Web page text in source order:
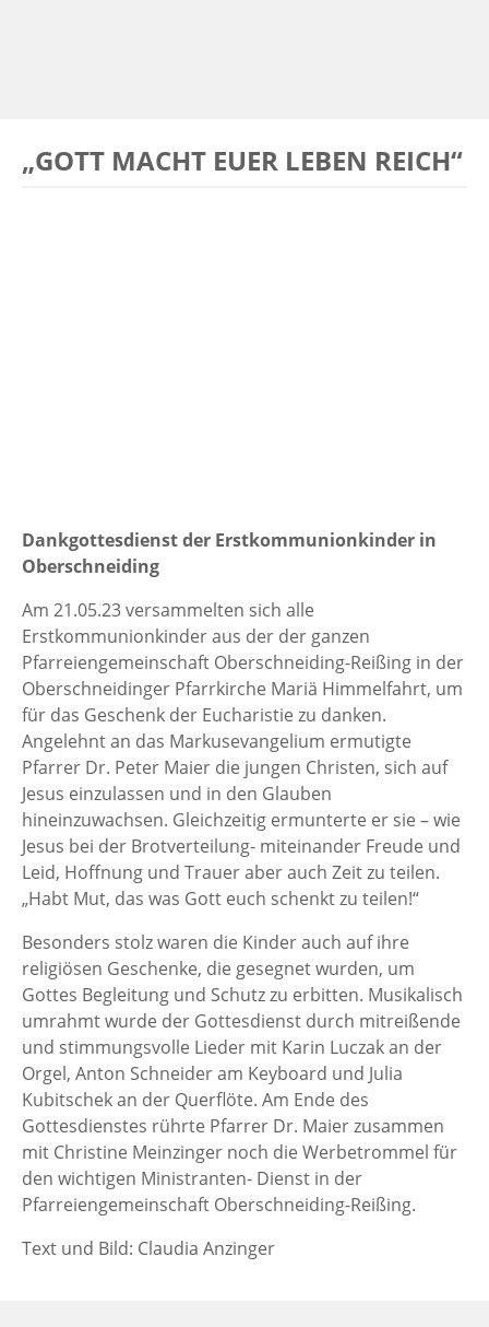
„GOTT MACHT EUER LEBEN REICH“
Dankgottesdienst der Erstkommunionkinder in
Oberschneiding
Am 21.05.23 versammelten sich alle
Erstkommunionkinder aus der der ganzen
Pfarreiengemeinschaft Oberschneiding-Reißing in der
Oberschneidinger Pfarrkirche Mariä Himmelfahrt, um
für das Geschenk der Eucharistie zu danken.
Angelehnt an das Markusevangelium ermutigte
Pfarrer Dr. Peter Maier die jungen Christen, sich auf
Jesus einzulassen und in den Glauben
hineinzuwachsen. Gleichzeitig ermunterte er sie – wie
Jesus bei der Brotverteilung- miteinander Freude und
Leid, Hoffnung und Trauer aber auch Zeit zu teilen.
„Habt Mut, das was Gott euch schenkt zu teilen!“
Besonders stolz waren die Kinder auch auf ihre
religiösen Geschenke, die gesegnet wurden, um
Gottes Begleitung und Schutz zu erbitten. Musikalisch
umrahmt wurde der Gottesdienst durch mitreißende
und stimmungsvolle Lieder mit Karin Luczak an der
Orgel, Anton Schneider am Keyboard und Julia
Kubitschek an der Querflöte. Am Ende des
Gottesdienstes rührte Pfarrer Dr. Maier zusammen
mit Christine Meinzinger noch die Werbetrommel für
den wichtigen Ministranten- Dienst in der
Pfarreiengemeinschaft Oberschneiding-Reißing.
Text und Bild: Claudia Anzinger